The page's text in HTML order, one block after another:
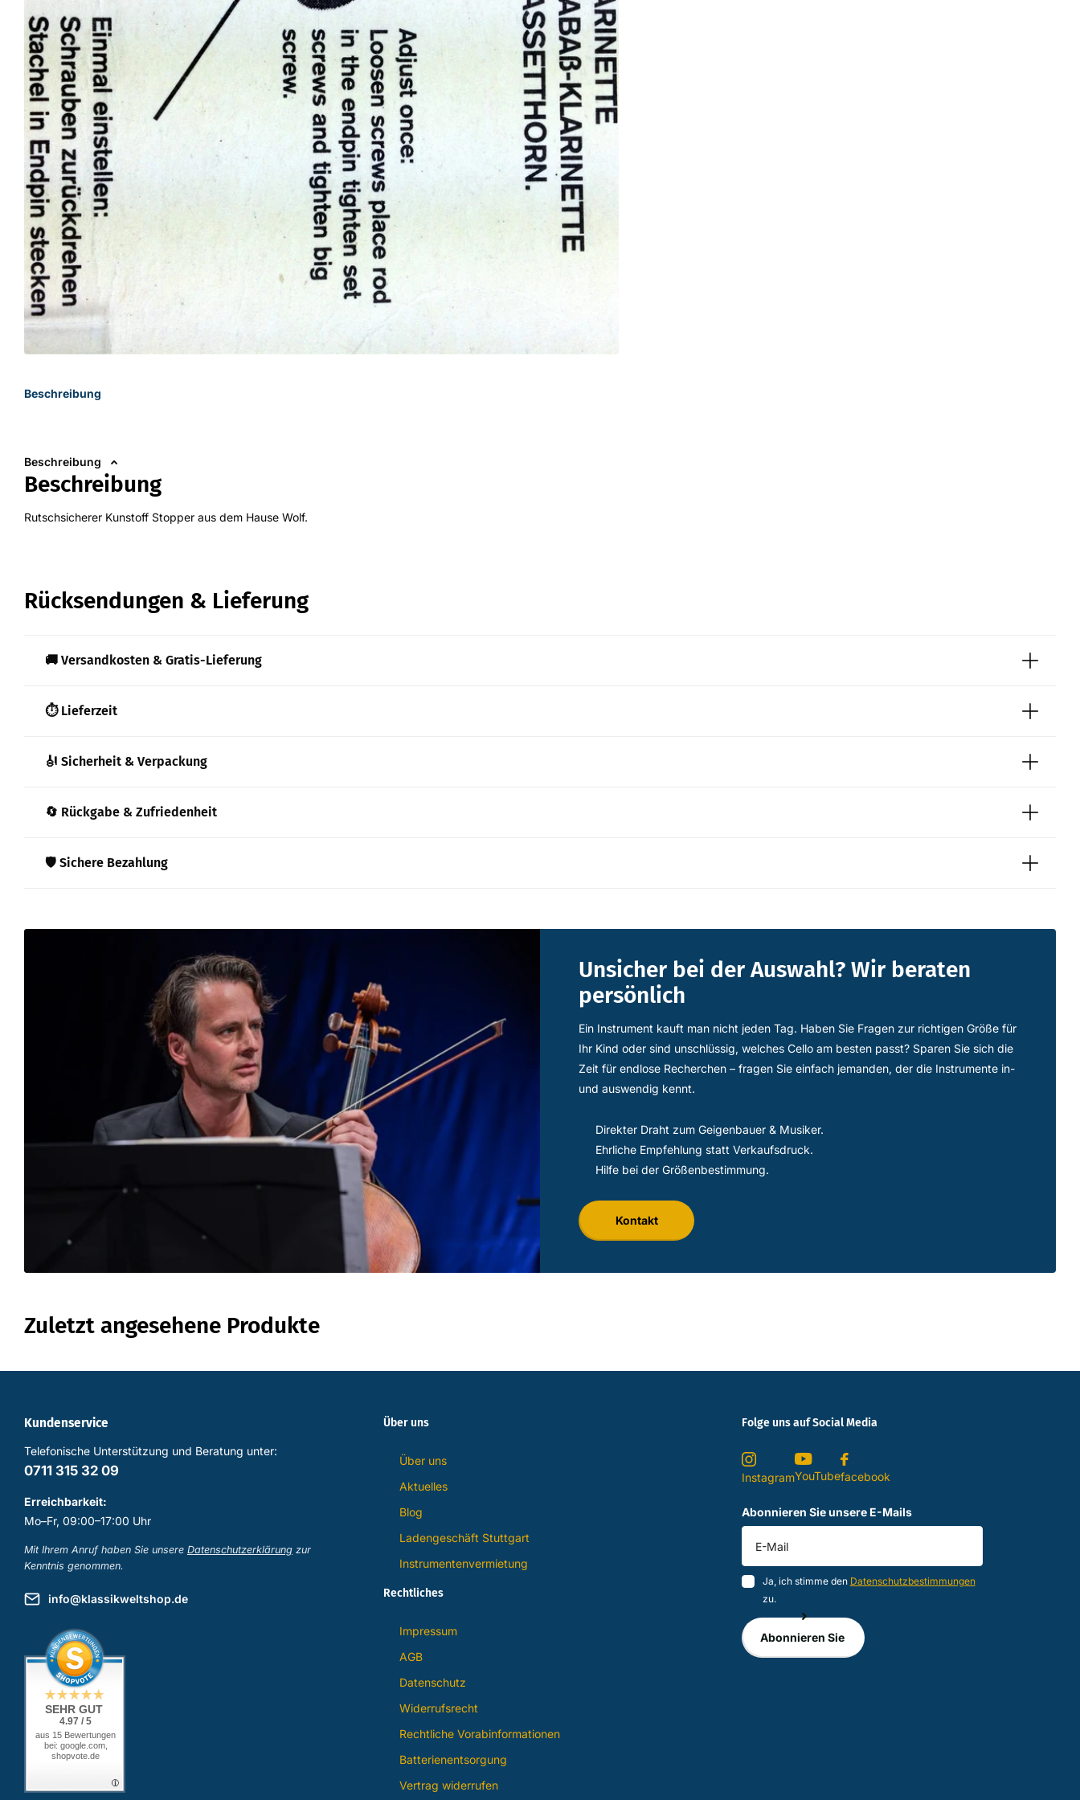
Beschreibung
Beschreibung
Beschreibung
Rutschsicherer Kunstoff Stopper aus dem Hause Wolf.
Rücksendungen & Lieferung
🚚 Versandkosten & Gratis-Lieferung
⏱️ Lieferzeit
🎻 Sicherheit & Verpackung
🔄 Rückgabe & Zufriedenheit
🛡️ Sichere Bezahlung
Unsicher bei der Auswahl? Wir beraten
persönlich
Ein Instrument kauft man nicht jeden Tag. Haben Sie Fragen zur richtigen Größe für
Ihr Kind oder sind unschlüssig, welches Cello am besten passt? Sparen Sie sich die
Zeit für endlose Recherchen – fragen Sie einfach jemanden, der die Instrumente in-
und auswendig kennt.
Direkter Draht zum Geigenbauer & Musiker.
Ehrliche Empfehlung statt Verkaufsdruck.
Hilfe bei der Größenbestimmung.
Kontakt
Zuletzt angesehene Produkte
Kundenservice
Telefonische Unterstützung und Beratung unter:
0711 315 32 09
Erreichbarkeit:
Mo–Fr, 09:00–17:00 Uhr
Mit Ihrem Anruf haben Sie unsere Datenschutzerklärung zur
Kenntnis genommen.
info@klassikweltshop.de
SEHR GUT
4.97 / 5
aus 15 Bewertungen
bei: google.com,
shopvote.de
Über uns
Über uns
Aktuelles
Blog
Ladengeschäft Stuttgart
Instrumentenvermietung
Rechtliches
Impressum
AGB
Datenschutz
Widerrufsrecht
Rechtliche Vorabinformationen
Batterienentsorgung
Vertrag widerrufen
Folge uns auf Social Media
InstagramYouTubefacebook
Abonnieren Sie unsere E-Mails
Ja, ich stimme den Datenschutzbestimmungen
zu.
Abonnieren Sie